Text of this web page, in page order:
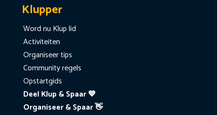
Klupper
Word nu Klup lid
Activiteiten
Organiseer tips
Community regels
Opstartgids
Deel Klup & Spaar 💙
Organiseer & Spaar 👋